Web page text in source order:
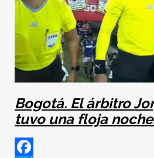
Bogotá. El árbitro
tuvo una floja